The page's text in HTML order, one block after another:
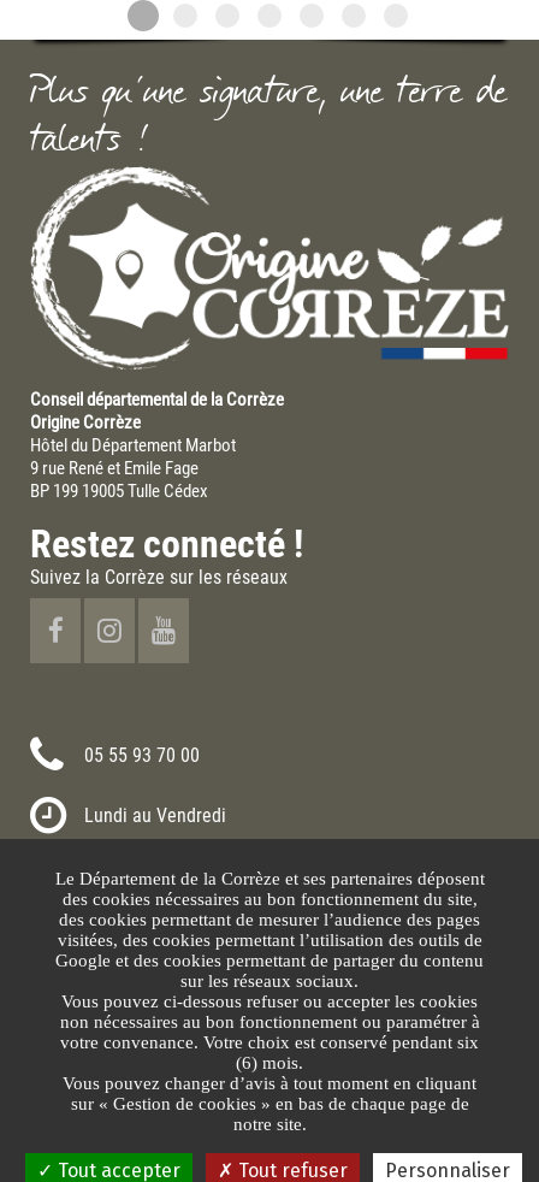
Plus qu'une signature, une terre de
talents !
Conseil départemental de la Corrèze
Origine Corrèze
Hôtel du Département Marbot
9 rue René et Emile Fage
BP 199 19005 Tulle Cédex
Protection des données Gestion des cookies
Restez connecté !
Suivez la Corrèze sur les réseaux
05 55 93 70 00
Lundi au Vendredi
Nous contacter
Le Département de la Corrèze et ses partenaires déposent
des cookies nécessaires au bon fonctionnement du site,
des cookies permettant de mesurer l’audience des pages
visitées, des cookies permettant l’utilisation des outils de
Google et des cookies permettant de partager du contenu
sur les réseaux sociaux.
Vous pouvez ci-dessous refuser ou accepter les cookies
non nécessaires au bon fonctionnement ou paramétrer à
votre convenance. Votre choix est conservé pendant six
(6) mois.
Vous pouvez changer d’avis à tout moment en cliquant
sur « Gestion de cookies » en bas de chaque page de
notre site.
Tout accepter Tout refuser Personnaliser